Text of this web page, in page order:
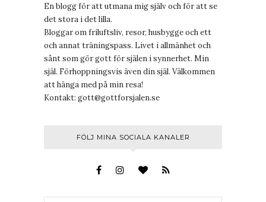
En blogg för att utmana mig själv och för att se
det stora i det lilla.
Bloggar om friluftsliv, resor, husbygge och ett
och annat träningspass. Livet i allmänhet och
sånt som gör gott för själen i synnerhet. Min
själ. Förhoppningsvis även din själ. Välkommen
att hänga med på min resa!
Kontakt: gott@gottforsjalen.se
FÖLJ MINA SOCIALA KANALER